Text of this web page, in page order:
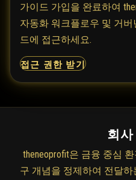
가이드 가입을 완료하여
자동화 워크플로우 및 거
드에 접근하세요.
접근 권한 받기
회
theneoprofit은 금융 중심
구 개념을 정제하여 전달